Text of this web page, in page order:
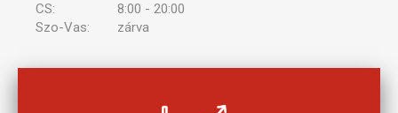
CS:
8:00 - 20:00
Szo-Vas:
zárva